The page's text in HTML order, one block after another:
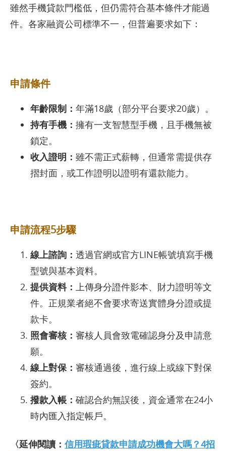
雖然手機貸款門檻低，但仍需符合基本條件才能過
件。各家融資公司標準不一，但普遍要求如下：
申請條件
年齡限制： 年滿18歲（部分平台要求20歲）。
持有手機： 擁有一支智慧型手機，且手機無被
鎖定。
收入證明： 雖不需正式薪轉，但通常需提供存
摺封面，或工作證明以證明有還款能力。
申請流程5步驟
線上諮詢： 透過官網或官方LINE帳號填寫手機
型號與基本資料。
提供資料： 上傳身分證件影本、財力證明等文
件。正規業者絕不會要求寄送實體身分證或提
款卡。
照會審核： 審核人員會致電確認身分及申請意
願。
線上對保： 審核通過後，進行線上或線下對保
簽約。
撥款入帳： 確認合約無誤後，資金通常在24小
時內匯入指定帳戶。
〈延伸閱讀： 信用瑕疵貸款申請成功機會大嗎？4招